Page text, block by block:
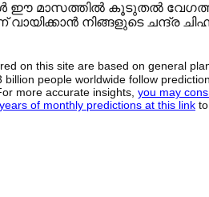
ഈ മാസത്തിൽ കൂടുതൽ
നിങ്ങളുടെ ചന്ദ്ര
on this site are based on general
people worldwide follow
more accurate insights, you may
of monthly predictions at this link